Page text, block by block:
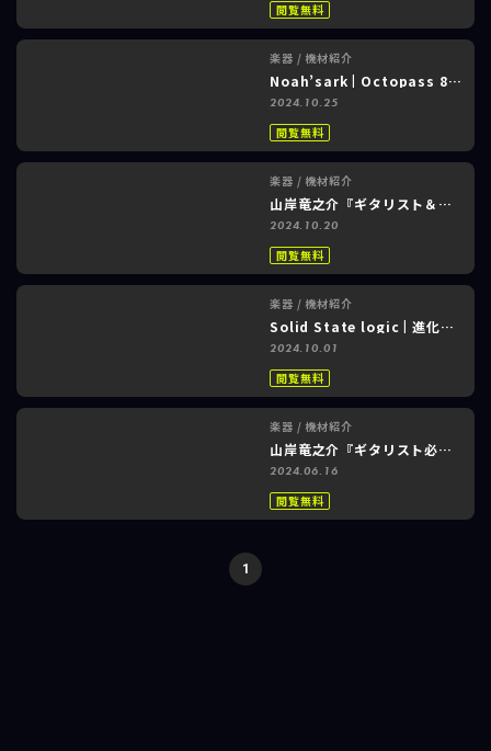
閲覧無料
楽器 / 機材紹介
Noah’sark | Octopass 8 業界初のLANケーブルを採用したシールドケーブル
2024.10.25
閲覧無料
楽器 / 機材紹介
山岸竜之介『ギタリスト＆作曲家必見！DTM機器「Discrete 8 Pro Synergy Core」活用術』
2024.10.20
閲覧無料
楽器 / 機材紹介
Solid State logic | 進化したSSLオーディオインターフェイスの実力にせまるッ！
2024.10.01
閲覧無料
楽器 / 機材紹介
山岸竜之介『ギタリスト必見！Antelope Audio Zen Quadroライブ＆レコーディング活用術』
2024.06.16
閲覧無料
1